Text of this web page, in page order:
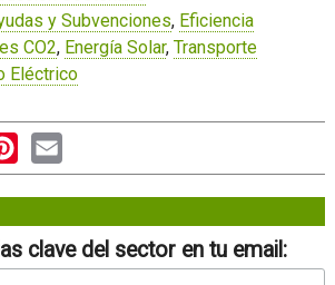
y Subvenciones, Eficiencia
CO2, Energía Solar, Transporte
Eléctrico
PinterestEmail
clave del sector en tu email: